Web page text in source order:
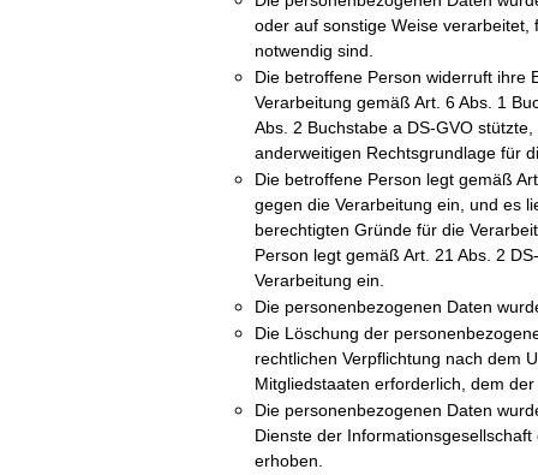
oder auf sonstige Weise verarbeitet,
notwendig sind.
Die betroffene Person widerruft ihre
Verarbeitung gemäß Art. 6 Abs. 1
Abs. 2 Buchstabe a DS-GVO
anderweitigen Rechtsgrundlage für
Die betroffene Person legt gemäß
gegen die Verarbeitung ein, und es
berechtigten Gründe für die
Person legt gemäß Art. 21 Abs. 2
Verarbeitung ein.
Die personenbezogenen Daten
Die Löschung der
rechtlichen Verpflichtung nach dem
Mitgliedstaaten erforderlich, dem
Die personenbezogenen Daten
Dienste der
erhoben.